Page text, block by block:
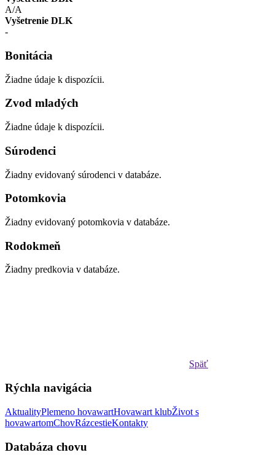
A/A
Vyšetrenie DLK
-
Bonitácia
Žiadne údaje k dispozícii.
Zvod mladých
Žiadne údaje k dispozícii.
Súrodenci
Žiadny evidovaný súrodenci v databáze.
Potomkovia
Žiadny evidovaný potomkovia v databáze.
Rodokmeň
Žiadny predkovia v databáze.
Späť
Rýchla navigácia
AktualityPlemeno hovawartHovawart klubŽivot s
hovawartomChovRázcestieKontakty
Databáza chovu